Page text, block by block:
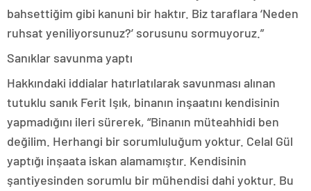
bahsettiğim gibi kanuni bir haktır. Biz taraflara ‘Neden
ruhsat yeniliyorsunuz?’ sorusunu sormuyoruz.”
Sanıklar savunma yaptı
Hakkındaki iddialar hatırlatılarak savunması alınan
tutuklu sanık Ferit Işık, binanın inşaatını kendisinin
yapmadığını ileri sürerek, “Binanın müteahhidi ben
değilim. Herhangi bir sorumluluğum yoktur. Celal Gül
yaptığı inşaata iskan alamamıştır. Kendisinin
şantiyesinden sorumlu bir mühendisi dahi yoktur. Bu